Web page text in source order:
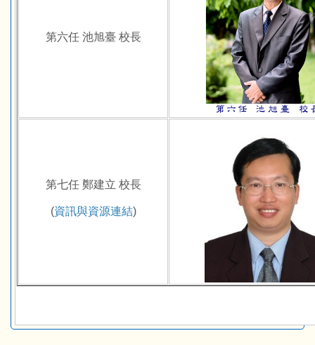
第六任 池旭臺 校長
第七任 鄭建立 校長
(資訊與資源連結)